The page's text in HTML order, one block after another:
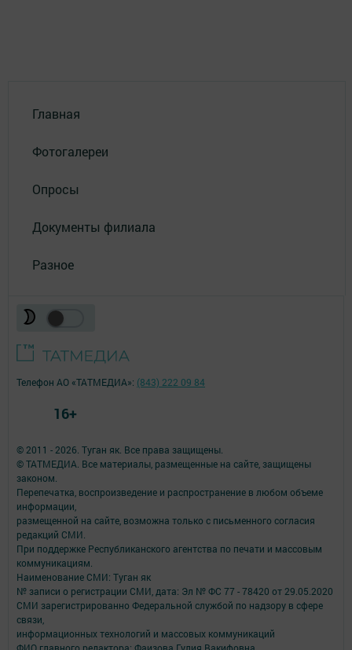
Главная
Фотогалереи
Опросы
Документы филиала
Разное
© 2011 - 2026. Туган як. Все права защищены.
© ТАТМЕДИА. Все материалы, размещенные на сайте, защищены
законом.
Перепечатка, воспроизведение и распространение в любом объеме
информации,
размещенной на сайте, возможна только с письменного согласия
редакций СМИ.
При поддержке Республиканского агентства по печати и массовым
коммуникациям.
Наименование СМИ: Туган як
№ записи о регистрации СМИ, дата: Эл № ФС 77 - 78420 от 29.05.2020
СМИ зарегистрированно Федеральной службой по надзору в сфере
связи,
информационных технологий и массовых коммуникаций
Телефон АО «ТАТМЕДИА»: (843) 222 09 84
16+